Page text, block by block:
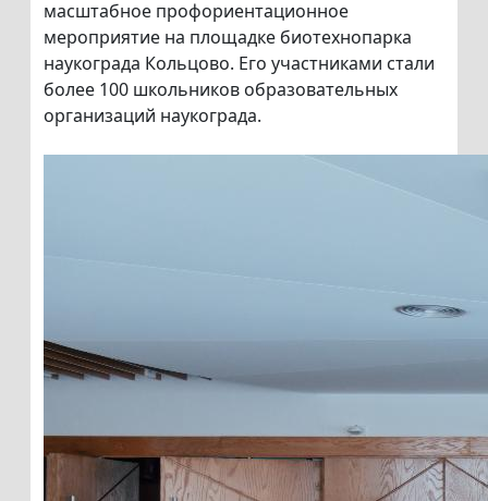
масштабное профориентационное
мероприятие на площадке биотехнопарка
наукограда Кольцово. Его участниками стали
более 100 школьников образовательных
организаций наукограда.